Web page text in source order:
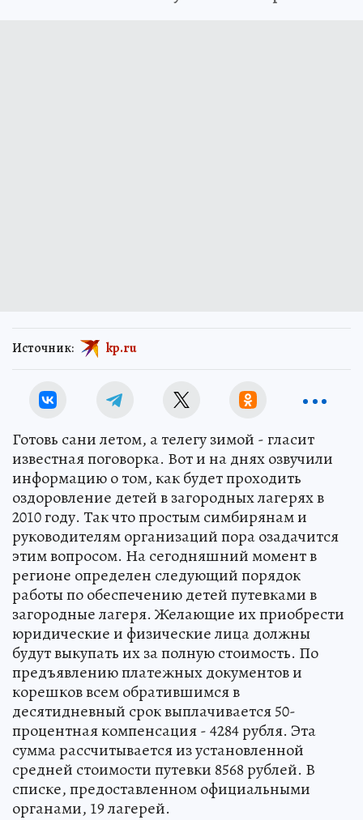
Источник: kp.ru
Готовь сани летом, а телегу зимой - гласит
известная поговорка. Вот и на днях озвучили
информацию о том, как будет проходить
оздоровление детей в загородных лагерях в
2010 году. Так что простым симбирянам и
руководителям организаций пора озадачится
этим вопросом. На сегодняшний момент в
регионе определен следующий порядок
работы по обеспечению детей путевками в
загородные лагеря. Желающие их приобрести
юридические и физические лица должны
будут выкупать их за полную стоимость. По
предъявлению платежных документов и
корешков всем обратившимся в
десятидневный срок выплачивается 50-
процентная компенсация - 4284 рубля. Эта
сумма рассчитывается из установленной
средней стоимости путевки 8568 рублей. В
списке, предоставленном официальными
органами, 19 лагерей.